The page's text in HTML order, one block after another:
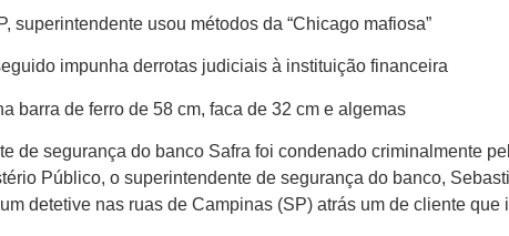
usou métodos da “Chicago mafiosa”
impunha derrotas judiciais à instituição financeira
de ferro de 58 cm, faca de 32 cm e algemas
de segurança do banco Safra foi condenado criminalmente
Público, o superintendente de segurança do banco,
detetive nas ruas de Campinas (SP) atrás um de cliente